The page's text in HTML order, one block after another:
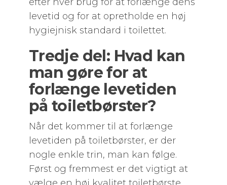
levetid og for at opretholde en høj
hygiejnisk standard i toilettet.
Tredje del: Hvad kan
man gøre for at
forlænge levetiden
på toiletbørster?
Når det kommer til at forlænge
levetiden på toiletbørster, er der
nogle enkle trin, man kan følge.
Først og fremmest er det vigtigt at